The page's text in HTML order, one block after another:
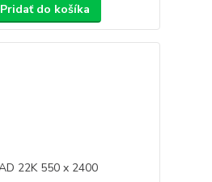
Pridať do košíka